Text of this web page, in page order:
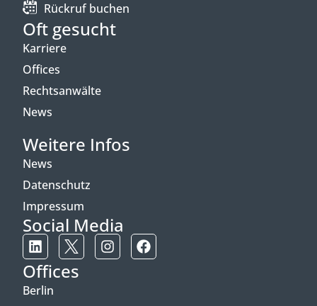
Rückruf buchen
Oft gesucht
Karriere
Offices
Rechtsanwälte
News
Weitere Infos
News
Datenschutz
Impressum
Social Media
Offices
Berlin